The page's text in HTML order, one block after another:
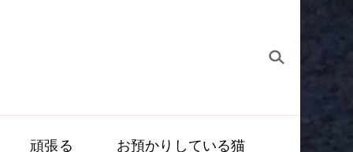
頑張る お預かりしている猫